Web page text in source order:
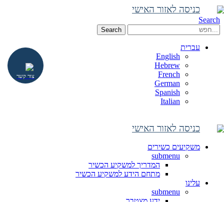
כניסה לאזור האישי
Search
Search
עברית
English
Hebrew
French
German
Spanish
Italian
כניסה לאזור האישי
משקיעים כשירים
submenu
המדריך למשקיע הכשיר
מתחם הידע למשקיע הכשיר
עלינו
submenu
צור קשר